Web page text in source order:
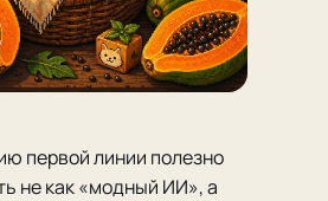
первой линии полезно
не как «модный ИИ», а